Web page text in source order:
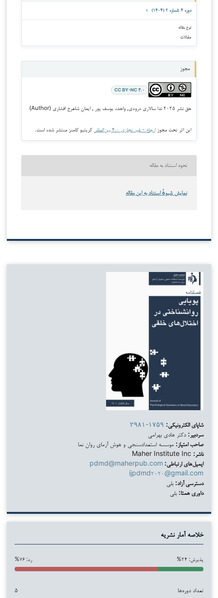
دوره ۴ شماره ۲ (۱۴۰۴)
نوع مقاله
مقالات
مجوز
CC BY-NC ۴.۰
حق نشر ۲۰۲۵ ندا سالاری درودی, واحده یوسف پور , ایمان شاهرخ افشاری (Author)
این اثر تحت مجوز ارجاع - غیر تجاری ۴.۰ بین‌المللی کریتیو کامنز منتشر شده است.
نحوه استناد به مقاله
نمایش شیوهٔ استناد به این مقاله
شاپای الکترونیکی: ۲۹۸۱-۱۷۵۹
سردبیر: دکتر هادی بهرامی
صاحب امتیاز: موسسه استعدادسنجی و هوش آزمای روان نما
ناشر:
ایمیل‌های ارتباطی: pdmd@maherpub.com
ijpdmd۲۰۲۰@gmail.com
دسترسی آزاد: بلی
داوری همتا: بلی
خلاصه آمار نشریه
پذیرش: ۲۴% رد: ۷۶%
تعداد دوره‌ها ۵